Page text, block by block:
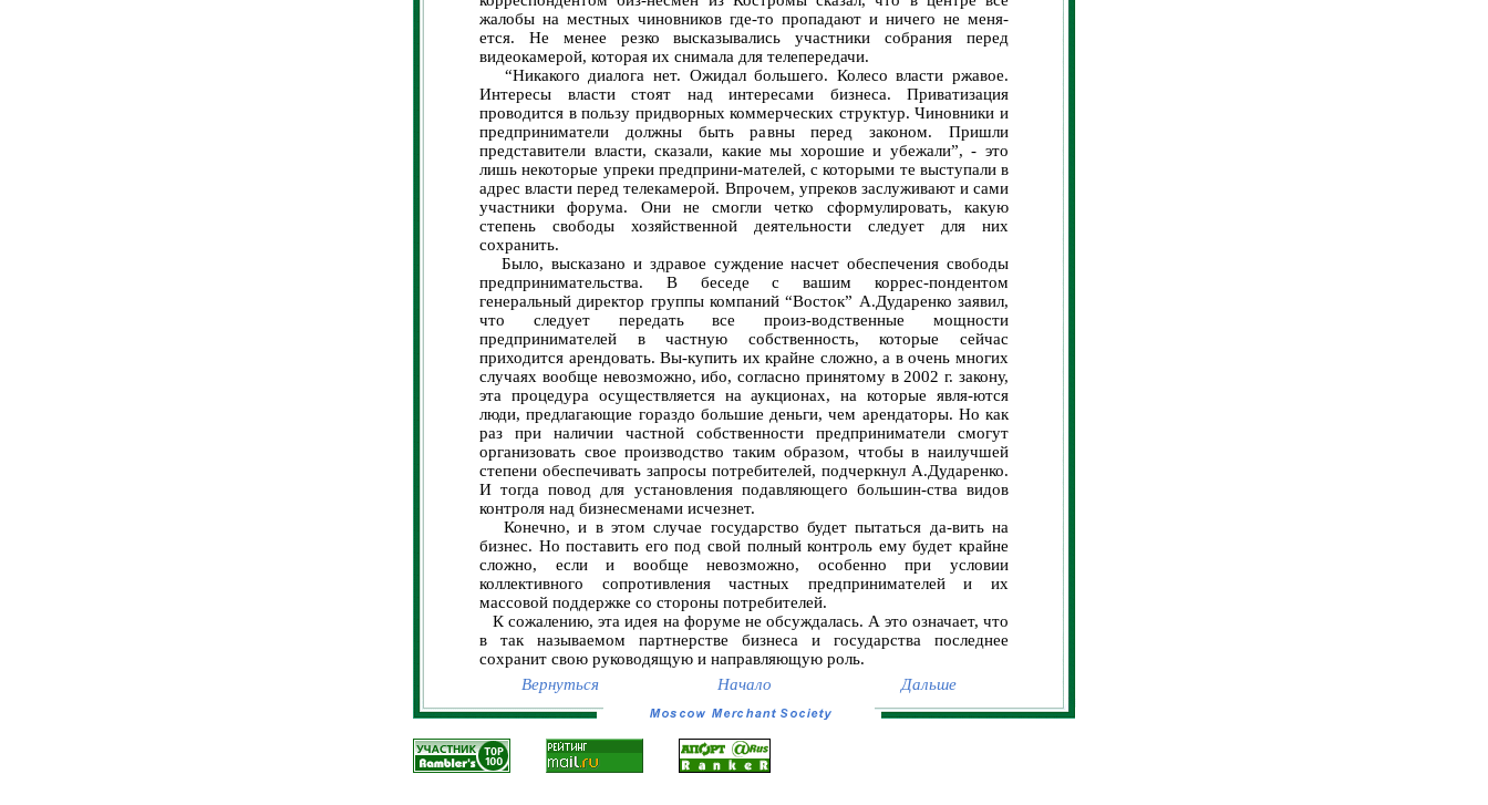
жалобы на местных чиновников где-то пропадают и ничего не меня-
ется. Не менее резко высказывались участники собрания перед
видеокамерой, которая их снимала для телепередачи.
“Никакого диалога нет. Ожидал большего. Колесо власти ржавое.
Интересы власти стоят над интересами бизнеса. Приватизация
проводится в пользу придворных коммерческих структур. Чиновники и
предприниматели должны быть равны перед законом. Пришли
представители власти, сказали, какие мы хорошие и убежали”, - это
лишь некоторые упреки предприни-мателей, с которыми те выступали в
адрес власти перед телекамерой. Впрочем, упреков заслуживают и сами
участники форума. Они не смогли четко сформулировать, какую
степень свободы хозяйственной деятельности следует для них
сохранить.
Было, высказано и здравое суждение насчет обеспечения свободы
предпринимательства. В беседе с вашим коррес-пондентом
генеральный директор группы компаний “Восток” А.Дударенко заявил,
что следует передать все произ-водственные мощности
предпринимателей в частную собственность, которые сейчас
приходится арендовать. Вы-купить их крайне сложно, а в очень многих
случаях вообще невозможно, ибо, согласно принятому в 2002 г. закону,
эта процедура осуществляется на аукционах, на которые явля-ются
люди, предлагающие гораздо большие деньги, чем арендаторы. Но как
раз при наличии частной собственности предприниматели смогут
организовать свое производство таким образом, чтобы в наилучшей
степени обеспечивать запросы потребителей, подчеркнул А.Дударенко.
И тогда повод для установления подавляющего большин-ства видов
контроля над бизнесменами исчезнет.
Конечно, и в этом случае государство будет пытаться да-вить на
бизнес. Но поставить его под свой полный контроль ему будет крайне
сложно, если и вообще невозможно, особенно при условии
коллективного сопротивления частных предпринимателей и их
массовой поддержке со стороны потребителей.
К сожалению, эта идея на форуме не обсуждалась. А это означает, что
в так называемом партнерстве бизнеса и государства последнее
сохранит свою руководящую и направляющую роль.
Вернуться
Начало Дальше